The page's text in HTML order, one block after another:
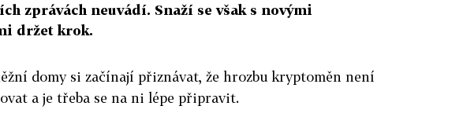
zprávách neuvádí. Snaží se však s novými
držet krok.
domy si začínají přiznávat, že hrozbu kryptoměn není
a je třeba se na ni lépe připravit.